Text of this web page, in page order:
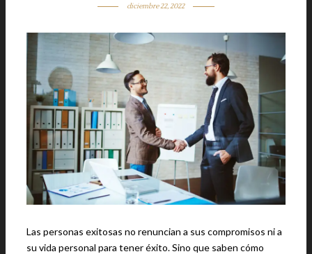
diciembre 22, 2022
Las personas exitosas no renuncian a sus compromisos ni a
su vida personal para tener éxito. Sino que saben cómo